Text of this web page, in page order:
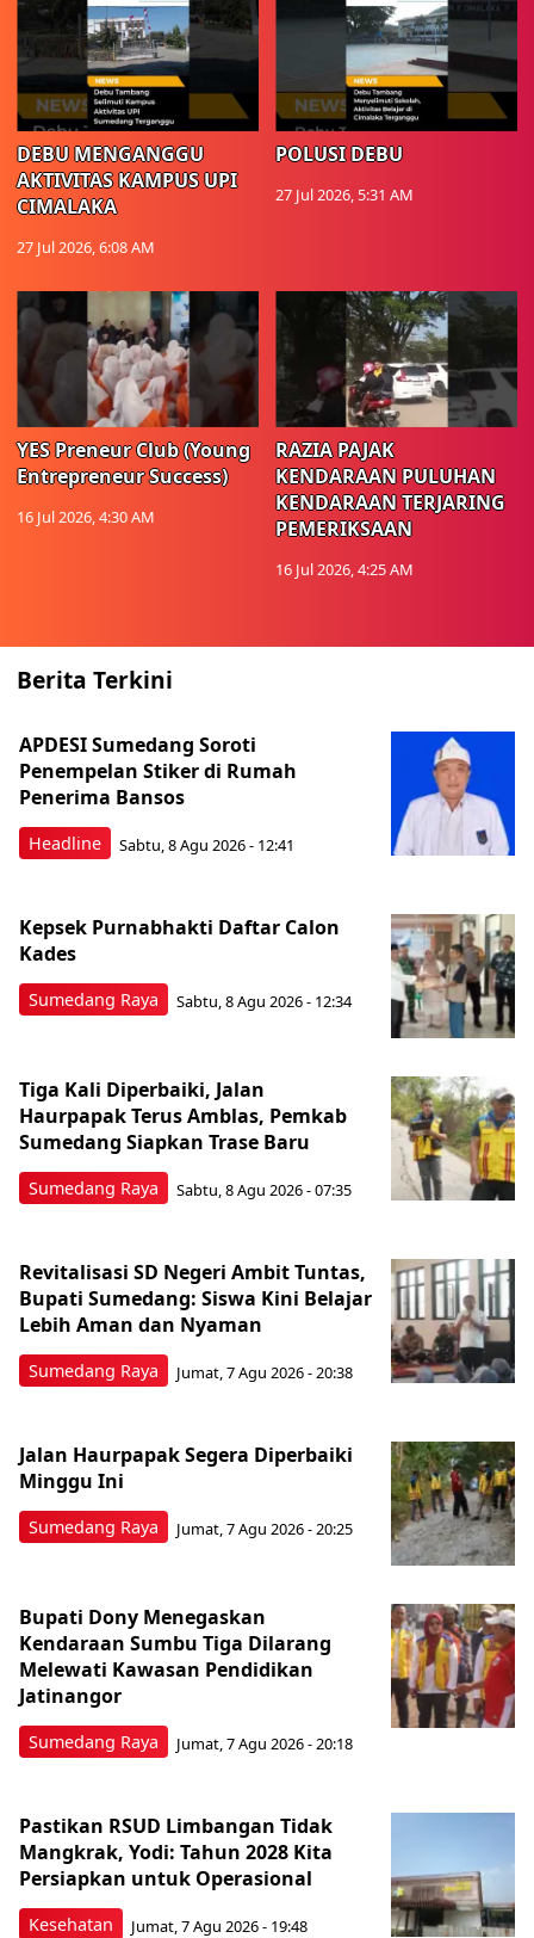
DEBU MENGANGGU
AKTIVITAS KAMPUS UPI
CIMALAKA
27 Jul 2026, 6:08 AM
POLUSI DEBU
27 Jul 2026, 5:31 AM
YES Preneur Club (Young
Entrepreneur Success)
16 Jul 2026, 4:30 AM
RAZIA PAJAK
KENDARAAN PULUHAN
KENDARAAN TERJARING
PEMERIKSAAN
16 Jul 2026, 4:25 AM
Berita Terkini
Headline
APDESI Sumedang Soroti
Penempelan Stiker di Rumah
Penerima Bansos
Sabtu, 8 Agu 2026 - 12:41
Sumedang Raya
Kepsek Purnabhakti Daftar Calon
Kades
Sabtu, 8 Agu 2026 - 12:34
Sumedang Raya
Tiga Kali Diperbaiki, Jalan
Haurpapak Terus Amblas, Pemkab
Sumedang Siapkan Trase Baru
Sabtu, 8 Agu 2026 - 07:35
Sumedang Raya
Revitalisasi SD Negeri Ambit Tuntas,
Bupati Sumedang: Siswa Kini Belajar
Lebih Aman dan Nyaman
Jumat, 7 Agu 2026 - 20:38
Sumedang Raya
Jalan Haurpapak Segera Diperbaiki
Minggu Ini
Jumat, 7 Agu 2026 - 20:25
Sumedang Raya
Bupati Dony Menegaskan
Kendaraan Sumbu Tiga Dilarang
Melewati Kawasan Pendidikan
Jatinangor
Jumat, 7 Agu 2026 - 20:18
Kesehatan
Pastikan RSUD Limbangan Tidak
Mangkrak, Yodi: Tahun 2028 Kita
Persiapkan untuk Operasional
Jumat, 7 Agu 2026 - 19:48